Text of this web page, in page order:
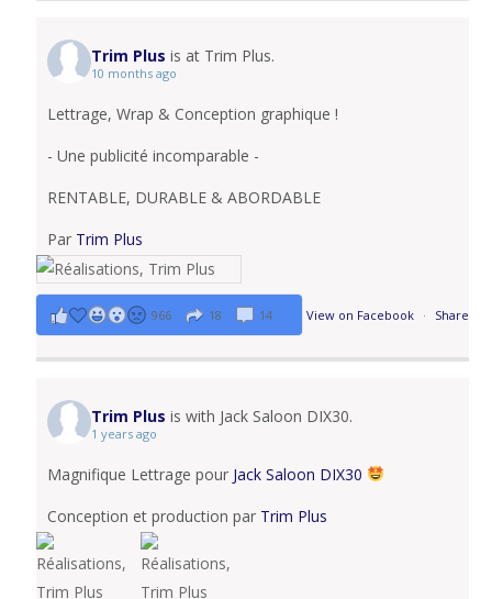
Trim Plus is at Trim Plus.
10 months ago
Lettrage, Wrap & Conception graphique !
- Une publicité incomparable -
RENTABLE, DURABLE & ABORDABLE
Par Trim Plus
View on Facebook · Share
966 18 14
Trim Plus is with Jack Saloon DIX30.
1 years ago
Magnifique Lettrage pour Jack Saloon DIX30
Conception et production par Trim Plus